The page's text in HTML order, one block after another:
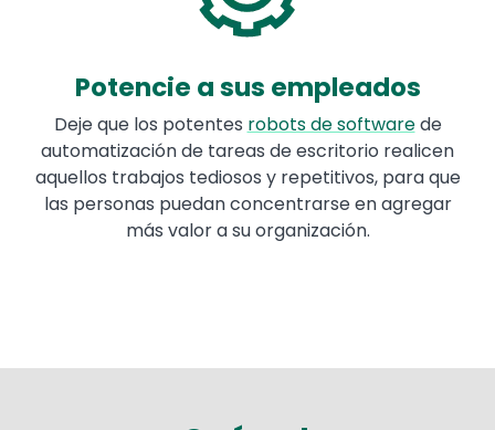
Potencie a sus empleados
Deje que los potentes robots de softwarede
automatización de tareas de escritorio realicen
aquellos trabajos tediosos y repetitivos, para que
las personas puedan concentrarse en agregar
más valor a su organización.